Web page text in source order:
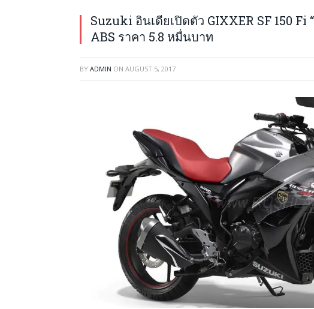
Suzuki อินเดียเปิดตัว GIXXER SF 150 Fi
ABS ราคา 5.8 หมื่นบาท
BY ADMIN ON AUGUST 5, 2017